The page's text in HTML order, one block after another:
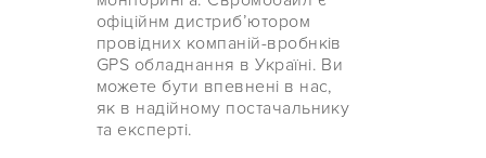
офіційнм дистриб’ютором
провідних компаній-вробнків
GPS обладнання в Україні. Ви
можете бути впевнені в нас,
як в надійному постачальнику
та експерті.